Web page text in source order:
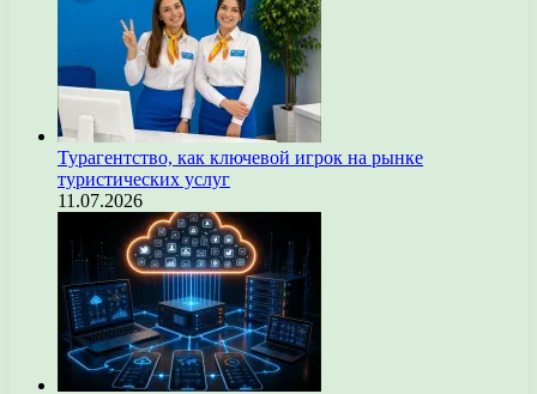
Турагентство, как ключевой игрок на рынке
туристических услуг
11.07.2026